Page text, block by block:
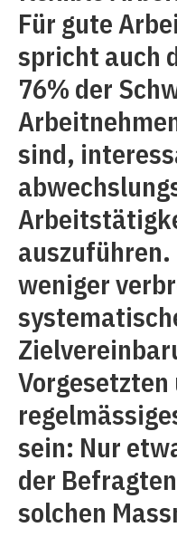
Für gute
spricht auch
76% der
sind,
weniger
Vorgesetzten
sein: Nur
der
solchen